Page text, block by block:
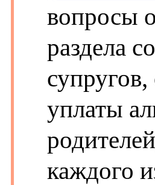
вопросы
раздела
уплаты
каждого